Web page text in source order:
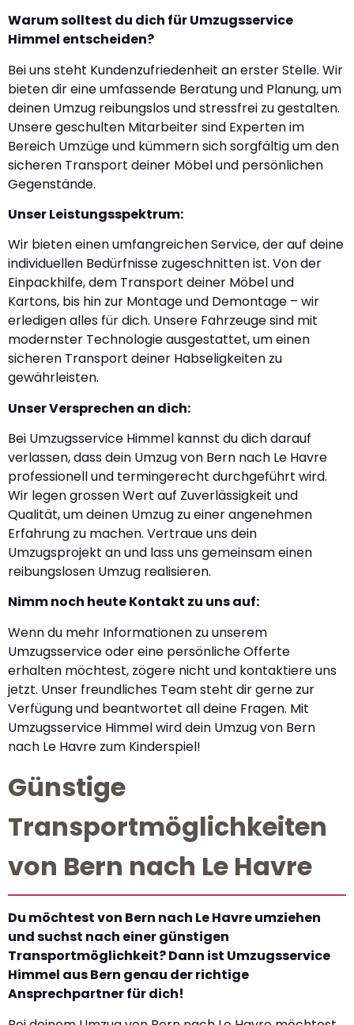
Warum solltest du dich für Umzugsservice
Himmel entscheiden?
Bei uns steht Kundenzufriedenheit an erster Stelle. Wir
bieten dir eine umfassende Beratung und Planung, um
deinen Umzug reibungslos und stressfrei zu gestalten.
Unsere geschulten Mitarbeiter sind Experten im
Bereich Umzüge und kümmern sich sorgfältig um den
sicheren Transport deiner Möbel und persönlichen
Gegenstände.
Unser Leistungsspektrum:
Wir bieten einen umfangreichen Service, der auf deine
individuellen Bedürfnisse zugeschnitten ist. Von der
Einpackhilfe, dem Transport deiner Möbel und
Kartons, bis hin zur Montage und Demontage – wir
erledigen alles für dich. Unsere Fahrzeuge sind mit
modernster Technologie ausgestattet, um einen
sicheren Transport deiner Habseligkeiten zu
gewährleisten.
Unser Versprechen an dich:
Bei Umzugsservice Himmel kannst du dich darauf
verlassen, dass dein Umzug von Bern nach Le Havre
professionell und termingerecht durchgeführt wird.
Wir legen grossen Wert auf Zuverlässigkeit und
Qualität, um deinen Umzug zu einer angenehmen
Erfahrung zu machen. Vertraue uns dein
Umzugsprojekt an und lass uns gemeinsam einen
reibungslosen Umzug realisieren.
Nimm noch heute Kontakt zu uns auf:
Wenn du mehr Informationen zu unserem
Umzugsservice oder eine persönliche Offerte
erhalten möchtest, zögere nicht und kontaktiere uns
jetzt. Unser freundliches Team steht dir gerne zur
Verfügung und beantwortet all deine Fragen. Mit
Umzugsservice Himmel wird dein Umzug von Bern
nach Le Havre zum Kinderspiel!
Günstige
Transportmöglichkeiten
von Bern nach Le Havre
Du möchtest von Bern nach Le Havre umziehen
und suchst nach einer günstigen
Transportmöglichkeit? Dann ist Umzugsservice
Himmel aus Bern genau der richtige
Ansprechpartner für dich!